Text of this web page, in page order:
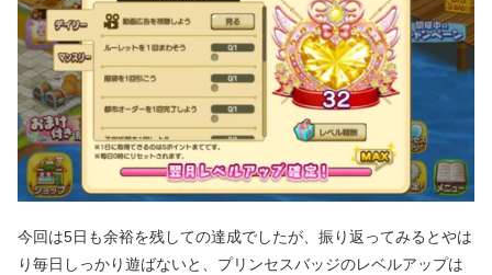
今回は5日も余裕を残しての達成でしたが、振り返ってみるとやは
り毎日しっかり遊ばないと、プリンセスバッジのレベルアップは